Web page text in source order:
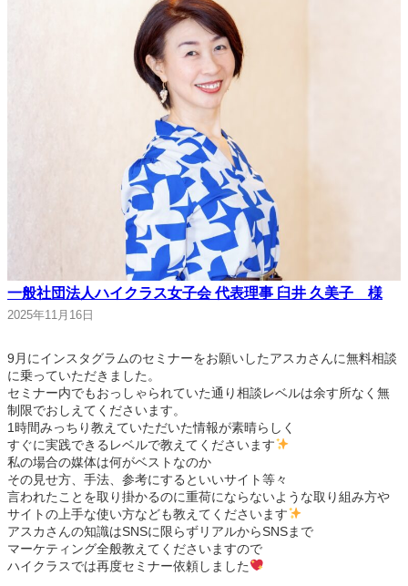
一般社団法人ハイクラス女子会 代表理事 臼井 久美子 様
2025年11月16日
9月にインスタグラムのセミナーをお願いしたアスカさんに無料相談
に乗っていただきました。
セミナー内でもおっしゃられていた通り相談レベルは余す所なく無
制限でおしえてくださいます。
1時間みっちり教えていただいた情報が素晴らしく
すぐに実践できるレベルで教えてくださいます
私の場合の媒体は何がベストなのか
その見せ方、手法、参考にするといいサイト等々
言われたことを取り掛かるのに重荷にならないような取り組み方や
サイトの上手な使い方なども教えてくださいます
アスカさんの知識はSNSに限らずリアルからSNSまで
マーケティング全般教えてくださいますので
ハイクラスでは再度セミナー依頼しました